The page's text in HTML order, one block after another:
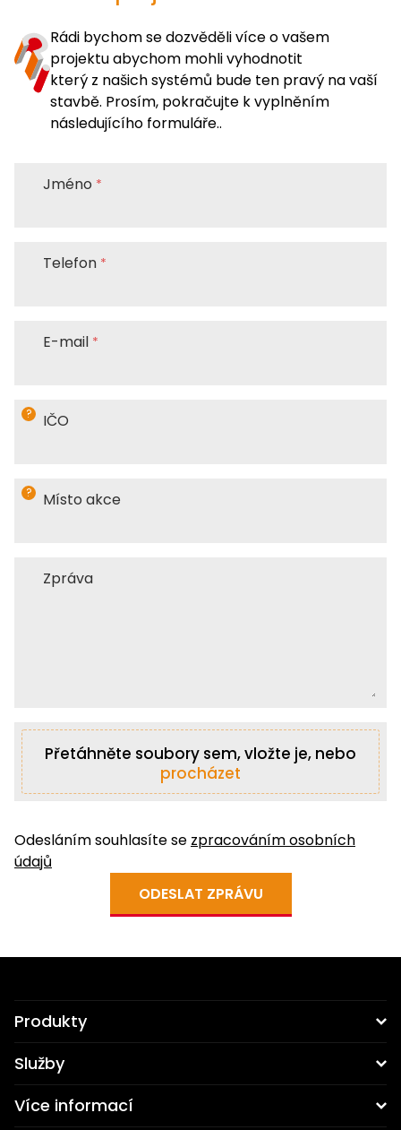
Rádi bychom se dozvěděli více o vašem
projektu abychom mohli vyhodnotit
který z našich systémů bude ten pravý na vaší
stavbě. Prosím, pokračujte k vyplněním
následujícího formuláře..
Jméno
Telefon
E-mail
IČO
?
Místo akce
?
Zpráva
Přetáhněte soubory sem, vložte je, nebo
procházet
Odesláním souhlasíte se zpracováním osobních
údajů
ODESLAT ZPRÁVU
Produkty
Stěnové systémy
Stěnové kruhové systémy
Služby
Projektování
Více informací